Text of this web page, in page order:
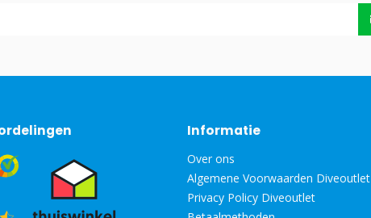
Informatie
Over ons
Algemene Voorwaarden Diveoutlet
Privacy Policy Diveoutlet